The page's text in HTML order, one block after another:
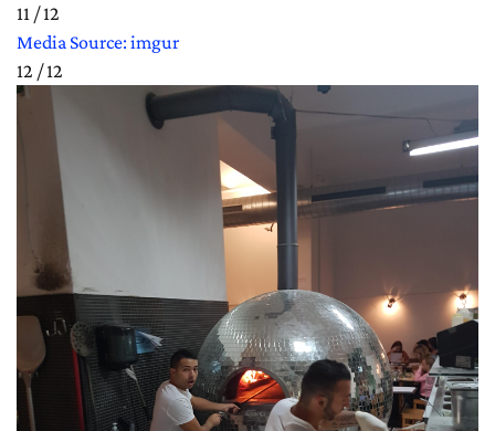
11 / 12
Media Source: imgur
12 / 12